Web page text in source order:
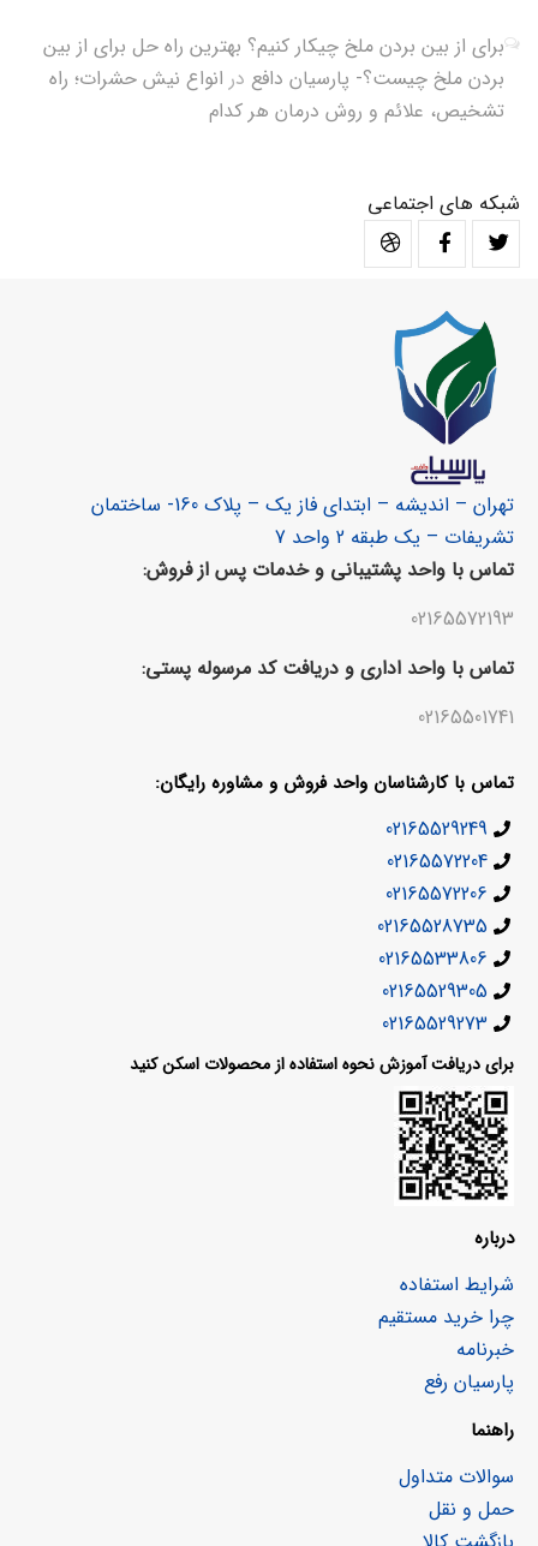
برای از بین بردن ملخ چیکار کنیم؟ بهترین راه حل برای از بین
بردن ملخ چیست؟- پارسیان دافع در انواع نیش حشرات؛ راه
تشخیص، علائم و روش درمان هر کدام
شبکه های اجتماعی
تهران – اندیشه – ابتدای فاز یک – پلاک 160- ساختمان
تشریفات – یک طبقه 2 واحد 7
تماس با واحد پشتیبانی و خدمات پس از فروش:
02165572193
تماس با واحد اداری و دریافت کد مرسوله پستی:
02165501741
تماس با کارشناسان واحد فروش و مشاوره رایگان:
02165529249
02165572204
02165572206
02165528735
02165533806
02165529305
02165529273
برای دریافت آموزش نحوه استفاده از محصولات اسکن کنید
درباره
شرایط استفاده
چرا خرید مستقیم
خبرنامه
پارسیان رفع
راهنما
سوالات متداول
حمل و نقل